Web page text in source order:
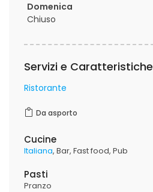
Domenica
Chiuso
Servizi e Caratteristiche
Ristorante
Da asporto
Cucine
Italiana Bar Fast food Pub
Pasti
Pranzo